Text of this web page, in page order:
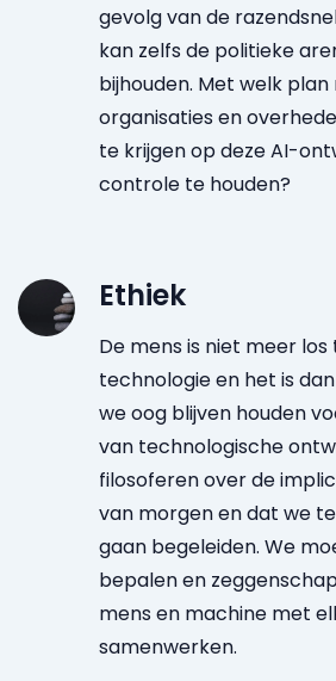
gevolg van de
kan zelfs de politieke
bijhouden. Met welk
organisaties en
te krijgen op deze AI-
controle te houden?
Ethiek
De mens is niet meer
technologie en het is
we oog blijven houden
van technologische
filosoferen over de
van morgen en dat we
gaan begeleiden. We
bepalen en
mens en machine met
samenwerken.